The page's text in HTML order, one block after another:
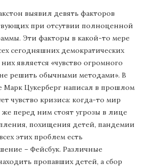
выявил девять факторов
при отсутвии полноценной
Эти факторы в какой-то мере
сегодняшних демократических
является «чувство огромного
решить обычными методами». В
Марк Цукерберг написал в прошлом
чувство кризиса: когда-то мир
же перед ним стоят угрозы в лице
похищения детей, пандемии
этих проблем есть
– Фейсбук. Различные
пропавших детей, а сбор